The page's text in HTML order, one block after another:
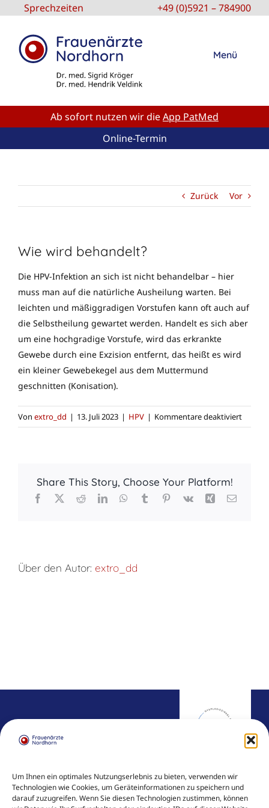
Um Ihnen ein optimales Nutzungserlebnis zu bieten, verwenden wir
Technologien wie Cookies, um Geräteinformationen zu speichern und
darauf zuzugreifen. Wenn Sie diesen Technologien zustimmen, können
springen
Sprechzeiten +49 (0)5921 – 784900
Menü
LEISTUNGEN
ÜBER UNS
PRAXIS
Ab sofort nutzen wir dieApp PatMed
Online-Termin
Zurück Vor
Wie wird behandelt?
Die HPV-Infektion an sich ist nicht behandelbar – hier
muss man auf die natürliche Ausheilung warten. Bei
leichten und mäßiggradigen Vorstufen kann oft auch auf
die Selbstheilung gewartet werden. Handelt es sich aber
um eine hochgradige Vorstufe, wird das erkrankte
Gewebe durch eine Exzision entfernt, das heißt es wird
ein kleiner Gewebekegel aus dem Muttermund
geschnitten (Konisation).
Von extro_dd | 13. Juli 2023 | HPV | Kommentare deaktiviertfür
Wie
Share This Story, Choose Your Platform!
Facebook
X RedditLinkedInWhatsApp
TumblrPinterest
Vk Xing E-
Über den Autor: extro_dd
FRAUENÄRZTE NORDHORN
Dr. med. Sigrid Kröger